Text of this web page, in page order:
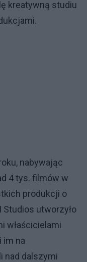
kreatywną studiu
nabywając
4 tys. filmów w
produkcji o
Studios utworzyło
właścicielami
im na
nad dalszymi